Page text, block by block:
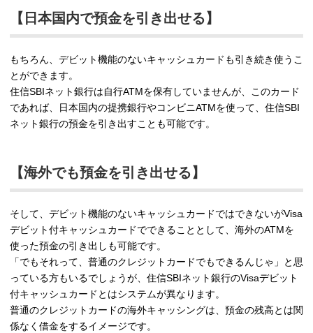
【日本国内で預金を引き出せる】
もちろん、デビット機能のないキャッシュカードも引き続き使うこ
とができます。
住信SBIネット銀行は自行ATMを保有していませんが、このカード
であれば、日本国内の提携銀行やコンビニATMを使って、住信SBI
ネット銀行の預金を引き出すことも可能です。
【海外でも預金を引き出せる】
そして、デビット機能のないキャッシュカードではできないがVisa
デビット付キャッシュカードでできることとして、海外のATMを
使った預金の引き出しも可能です。
「でもそれって、普通のクレジットカードでもできるんじゃ」と思
っている方もいるでしょうが、住信SBIネット銀行のVisaデビット
付キャッシュカードとはシステムが異なります。
普通のクレジットカードの海外キャッシングは、預金の残高とは関
係なく借金をするイメージです。